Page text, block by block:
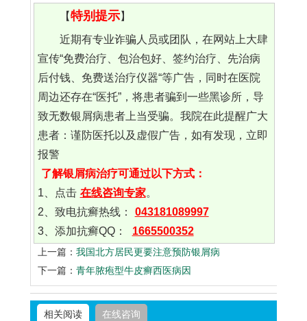
【特别提示】
近期有专业诈骗人员或团队，在网站上大肆
宣传“免费治疗、包治包好、签约治疗、先治病
后付钱、免费送治疗仪器“等广告，同时在医院
周边还存在“医托”，将患者骗到一些黑诊所，导
致无数银屑病患者上当受骗。我院在此提醒广大
患者：谨防医托以及虚假广告，如有发现，立即
报警
了解银屑病治疗可通过以下方式：
1、点击 在线咨询专家。
2、致电抗癣热线：
043181089997
3、添加抗癣QQ：
1665500352
上一篇： 我国北方居民更要注意预防银屑病
下一篇： 青年脓疱型牛皮癣西医病因
相关阅读 在线咨询